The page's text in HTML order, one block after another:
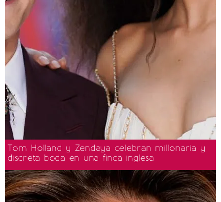
Tom Holland y Zendaya celebran millonaria y
discreta boda en una finca inglesa